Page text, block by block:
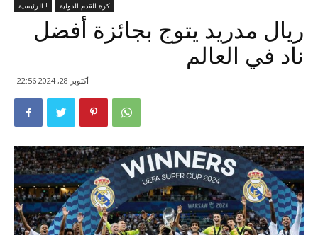
الرئيسية ! كرة القدم الدولية
ريال مدريد يتوج بجائزة أفضل
ناد في العالم
أكتوبر 28, 2024 22:56